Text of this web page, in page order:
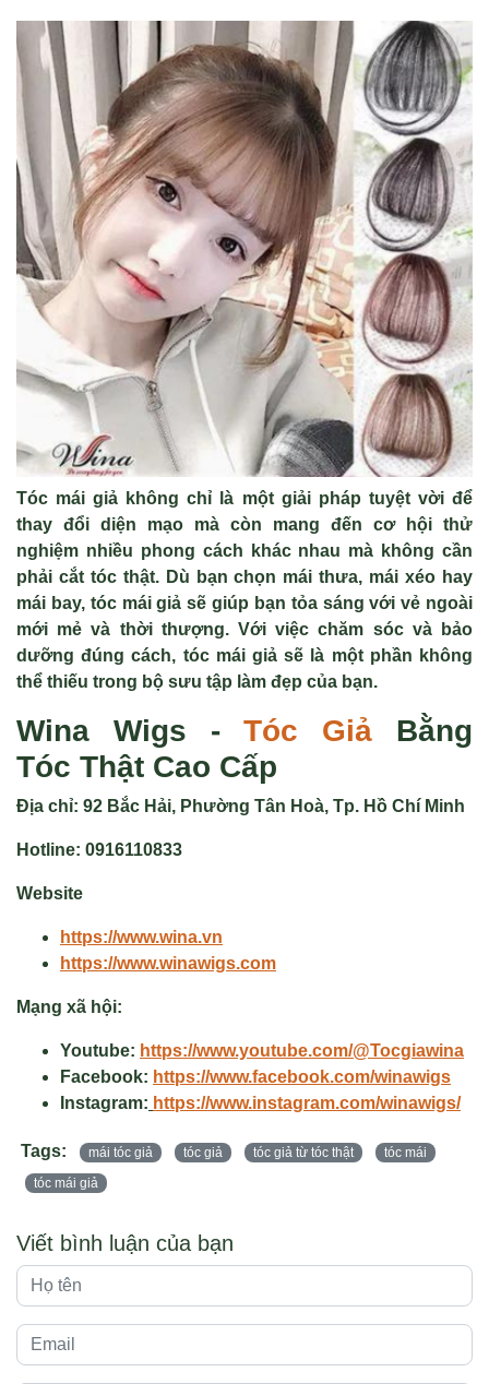
Tóc mái giả không chỉ là một giải pháp tuyệt vời để
thay đổi diện mạo mà còn mang đến cơ hội thử
nghiệm nhiều phong cách khác nhau mà không cần
phải cắt tóc thật. Dù bạn chọn mái thưa, mái xéo hay
mái bay, tóc mái giả sẽ giúp bạn tỏa sáng với vẻ ngoài
mới mẻ và thời thượng. Với việc chăm sóc và bảo
dưỡng đúng cách, tóc mái giả sẽ là một phần không
thể thiếu trong bộ sưu tập làm đẹp của bạn.
Wina Wigs -Tóc Giả Bằng
Tóc Thật Cao Cấp
Địa chỉ: 92 Bắc Hải, Phường Tân Hoà, Tp. Hồ Chí Minh
Hotline: 0916110833
Website
https://www.wina.vn
https://www.winawigs.com
Mạng xã hội:
Youtube: https://www.youtube.com/@Tocgiawina
Facebook: https://www.facebook.com/winawigs
Instagram: https://www.instagram.com/winawigs/
Tags: mái tóc giả tóc giả tóc giả từ tóc thật
tóc mái
tóc mái giả
Viết bình luận của bạn